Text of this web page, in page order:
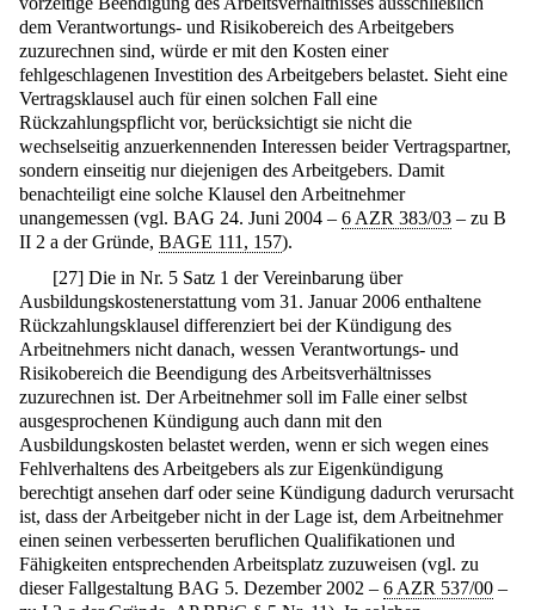
dem Verantwortungs- und Risikobereich des Arbeitgebers
zuzurechnen sind, würde er mit den Kosten einer
fehlgeschlagenen Investition des Arbeitgebers belastet. Sieht eine
Vertragsklausel auch für einen solchen Fall eine
Rückzahlungspflicht vor, berücksichtigt sie nicht die
wechselseitig anzuerkennenden Interessen beider Vertragspartner,
sondern einseitig nur diejenigen des Arbeitgebers. Damit
benachteiligt eine solche Klausel den Arbeitnehmer
unangemessen (vgl. BAG 24. Juni 2004 – 6 AZR 383/03 – zu B
II 2 a der Gründe, BAGE 111, 157).
[27] Die in Nr. 5 Satz 1 der Vereinbarung über
Ausbildungskostenerstattung vom 31. Januar 2006 enthaltene
Rückzahlungsklausel differenziert bei der Kündigung des
Arbeitnehmers nicht danach, wessen Verantwortungs- und
Risikobereich die Beendigung des Arbeitsverhältnisses
zuzurechnen ist. Der Arbeitnehmer soll im Falle einer selbst
ausgesprochenen Kündigung auch dann mit den
Ausbildungskosten belastet werden, wenn er sich wegen eines
Fehlverhaltens des Arbeitgebers als zur Eigenkündigung
berechtigt ansehen darf oder seine Kündigung dadurch verursacht
ist, dass der Arbeitgeber nicht in der Lage ist, dem Arbeitnehmer
einen seinen verbesserten beruflichen Qualifikationen und
Fähigkeiten entsprechenden Arbeitsplatz zuzuweisen (vgl. zu
dieser Fallgestaltung BAG 5. Dezember 2002 – 6 AZR 537/00 –